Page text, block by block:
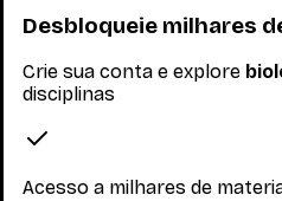
UNIVERSIDADE FEDERAL
celular Ler mais
Nenhum inscrito ainda
Materiais
Desbloqueie milhares
Crie sua conta e explore
disciplinas
Acesso a milhares de